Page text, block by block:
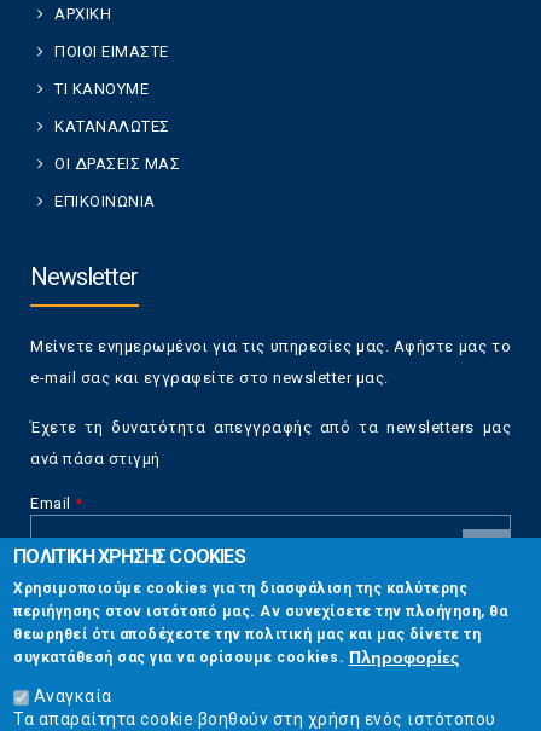
ΑΡΧΙΚΗ
ΠΟΙΟΙ ΕΙΜΑΣΤΕ
ΤΙ ΚΑΝΟΥΜΕ
ΚΑΤΑΝΑΛΩΤΕΣ
ΟΙ ΔΡΑΣΕΙΣ ΜΑΣ
ΕΠΙΚΟΙΝΩΝΙΑ
Newsletter
Μείνετε ενημερωμένοι για τις υπηρεσίες μας. Αφήστε μας το
e-mail σας και εγγραφείτε στο newsletter μας.
Έχετε τη δυνατότητα απεγγραφής από τα newsletters μας
ανά πάσα στιγμή
Email *
CAPTCHA
This
question is
for testing
whether or
not you are a
human visitor
Επικοινωνία
Στουρνάρη 17, Αθήνα 10683
ΠΟΛΙΤΙΚΗ ΧΡΗΣΗΣ COOKIES
Χρησιμοποιούμε cookies για τη διασφάλιση της καλύτερης
περιήγησης στον ιστότοπό μας. Αν συνεχίσετε την πλοήγηση, θα
θεωρηθεί ότι αποδέχεστε την πολιτική μας και μας δίνετε τη
συγκατάθεσή σας για να ορίσουμε cookies. Πληροφορίες
Αναγκαία
Τα απαραίτητα cookie βοηθούν στη χρήση ενός ιστότοπου